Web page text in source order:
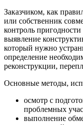
Заказчиком, как
или собственник
контроль
выявление
который нужно
определение
реконструкции,
Основные методы,
осмотр с
проблемных
выполнение